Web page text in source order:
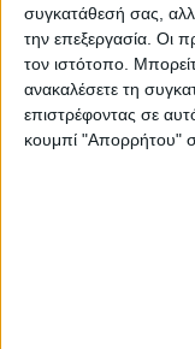
συγκατάθεσή σας,
την επεξεργασία. Οι
τον ιστότοπο.
ανακαλέσετε τη
επιστρέφοντας σε
κουμπί "Απορρήτου"
Επικαιρότητα
5η Συγκέντρωση
Μικρόπολης
Η 5η Συγκέντρωση
πραγματοποιηθεί